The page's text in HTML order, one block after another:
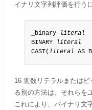
イナリ文字列評価を行う
_binary
literal
BINARY
literal
CAST( literal AS
16 進数リテラルまたは
る別の方法は、それらを
これにより、バイナリ文